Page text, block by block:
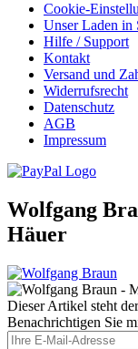
Cookie-
Unser Laden in
Hilfe / Support
Kontakt
Versand und
Widerrufsrecht
Datenschutz
AGB
Impressum
Wolfgang
Häuer
Dieser Artikel steht
Benachrichtigen Sie